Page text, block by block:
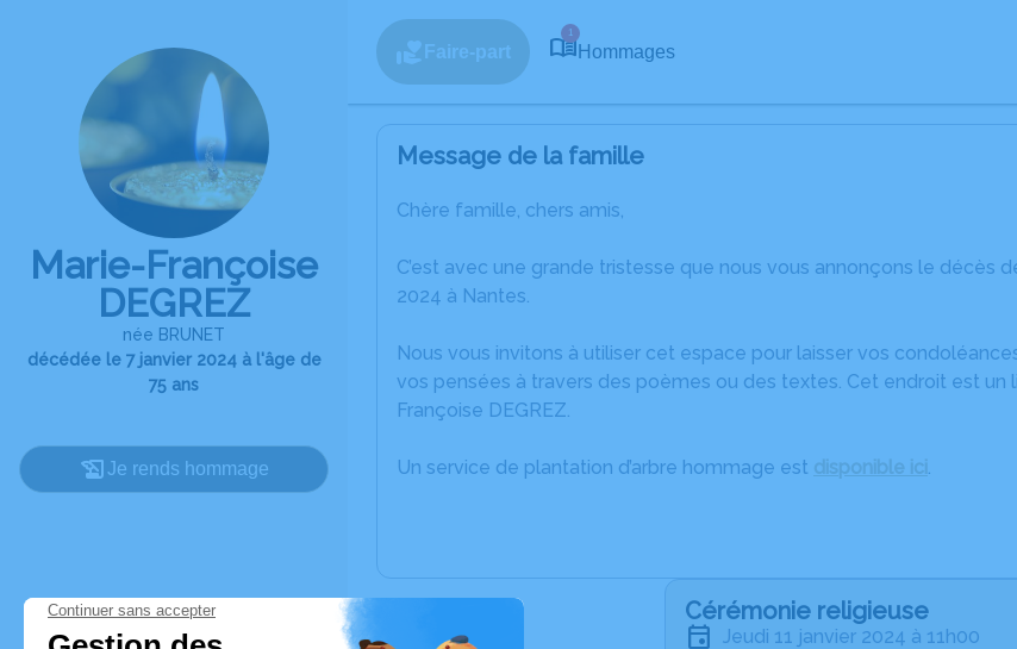
Marie-Françoise
DEGREZ
née BRUNET
décédée le 7 janvier 2024 à l'âge de
75 ans
Je rends hommage
Faire-part
1
Hommages
Message de la famille
Chère famille, chers amis,
C’est avec une grande tristesse que nous vous annonçons le décès
2024 à Nantes.
Nous vous invitons à utiliser cet espace pour laisser vos
vos pensées à travers des poèmes ou des textes. Cet endroit est
Françoise DEGREZ.
Un service de plantation d’arbre hommage est disponible ici .
Cérémonie religieuse
jeudi 11 janvier 2024 à 11h00